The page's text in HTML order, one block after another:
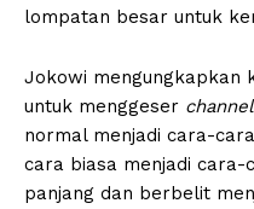
lompatan besar untuk
Jokowi mengungkapkan
untuk menggeser channel
normal menjadi cara-
cara biasa menjadi
panjang dan berbelit